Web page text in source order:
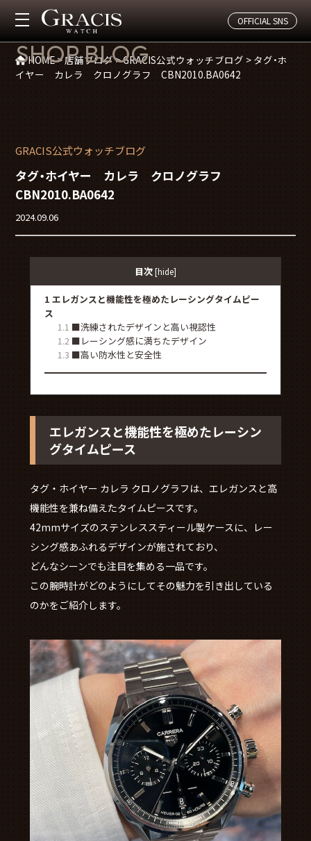
OFFICIAL SNS
店舗ブログ
SHOP BLOG
HOME>店舗ブログ>GRACIS公式ウォッチブログ > タグ・ホ
イヤー カレラ クロノグラフ CBN2010.BA0642
GRACIS公式ウォッチブログ
タグ・ホイヤー カレラ クロノグラフ
CBN2010.BA0642
2024.09.06
目次 [hide]
1 エレガンスと機能性を極めたレーシングタイムピー
ス
1.1 ■洗練されたデザインと高い視認性
1.2 ■レーシング感に満ちたデザイン
1.3 ■高い防水性と安全性
エレガンスと機能性を極めたレーシン
グタイムピース
タグ・ホイヤー カレラ クロノグラフは、エレガンスと高
機能性を兼ね備えたタイムピースです。
42mmサイズのステンレススティール製ケースに、レー
シング感あふれるデザインが施されており、
どんなシーンでも注目を集める一品です。
この腕時計がどのようにしてその魅力を引き出している
のかをご紹介します。